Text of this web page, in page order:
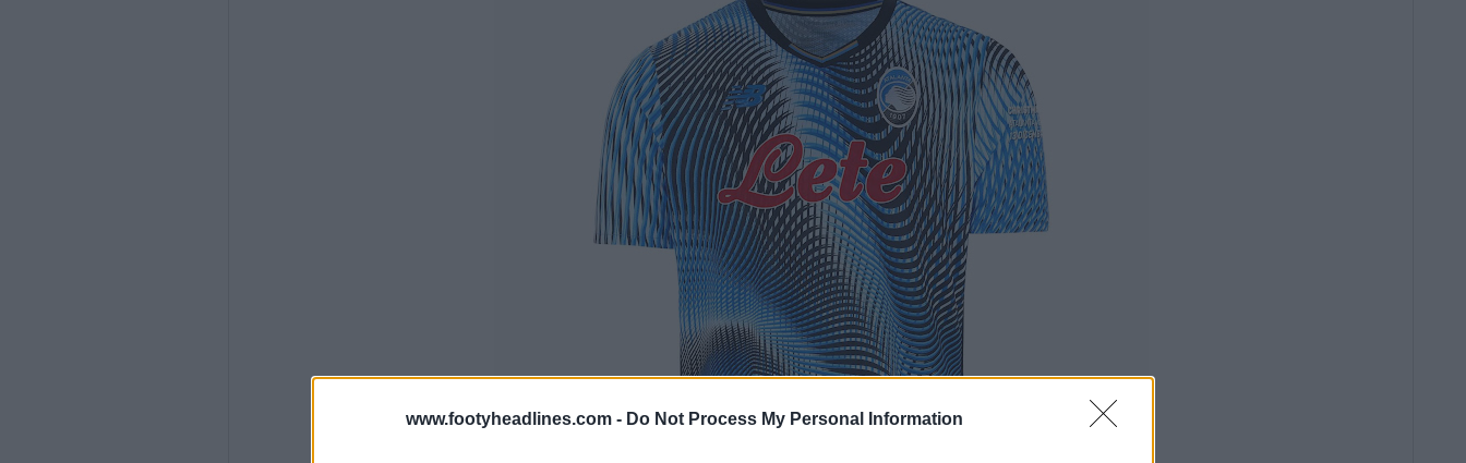
www.footyheadlines.com - Do Not Process My Personal Information